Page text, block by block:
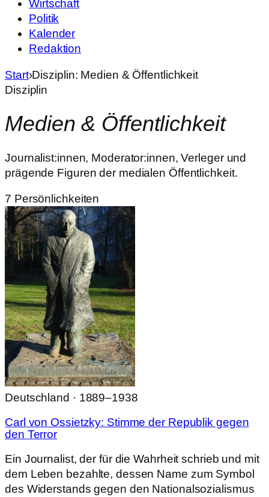
Wirtschaft
Politik
Kalender
Redaktion
Start›Disziplin: Medien & Öffentlichkeit
Disziplin
Medien & Öffentlichkeit
Journalist:innen, Moderator:innen, Verleger und
prägende Figuren der medialen Öffentlichkeit.
7 Persönlichkeiten
Deutschland · 1889–1938
Carl von Ossietzky: Stimme der Republik gegen
den Terror
Ein Journalist, der für die Wahrheit schrieb und mit
dem Leben bezahlte, dessen Name zum Symbol
des Widerstands gegen den Nationalsozialismus